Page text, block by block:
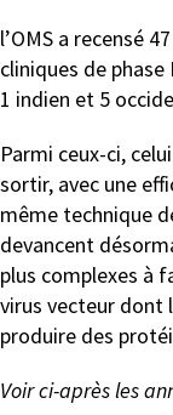
l’OMS a recensé
cliniques de phase
1 indien et 5
Parmi ceux-ci,
sortir, avec une
même technique
devancent
plus complexes à
virus vecteur dont
produire des
Voir ci-après les